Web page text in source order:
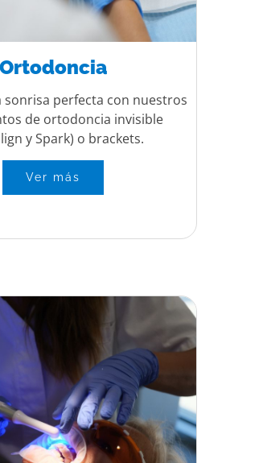
Ortodoncia
sonrisa perfecta con nuestros
de ortodoncia invisible
y Spark) o brackets.
Ver más